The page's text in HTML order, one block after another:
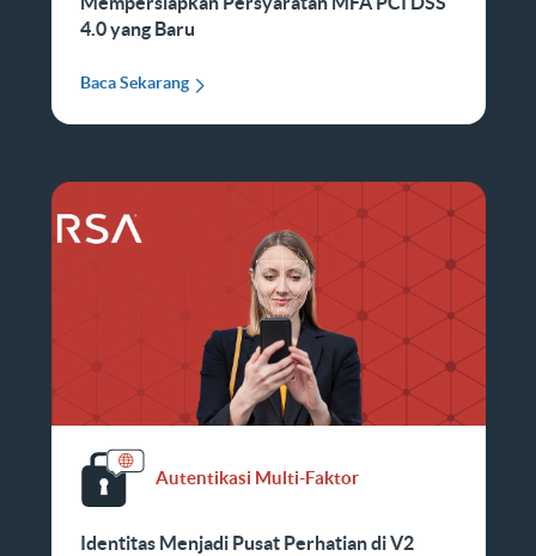
4.0 yang Baru
Baca Sekarang
Autentikasi Multi-Faktor
Identitas Menjadi Pusat Perhatian di V2